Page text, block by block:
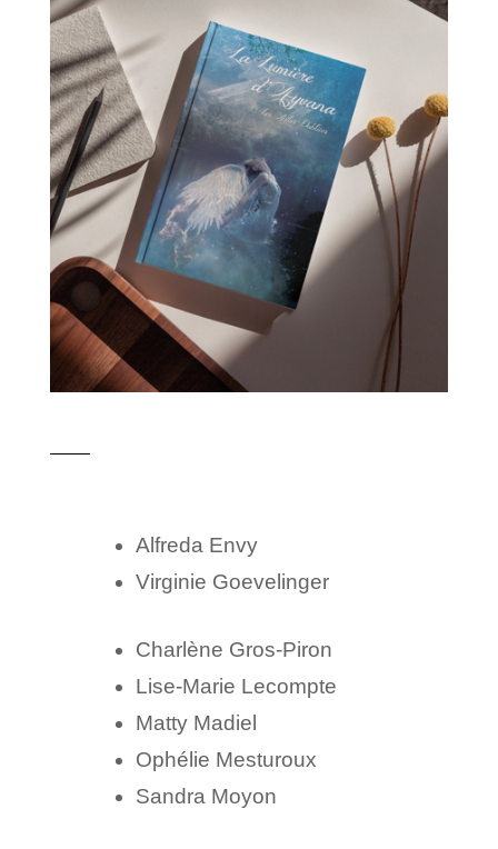
Alfreda Envy
Virginie Goevelinger
Charlène Gros-Piron
Lise-Marie Lecompte
Matty Madiel
Ophélie Mesturoux
Sandra Moyon